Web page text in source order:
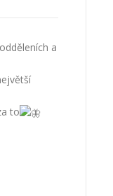
a
to